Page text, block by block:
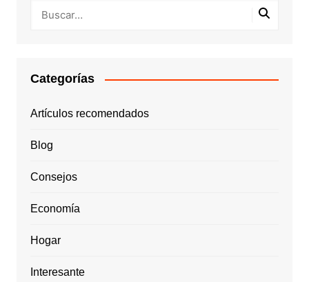
Categorías
Artículos recomendados
Blog
Consejos
Economía
Hogar
Interesante